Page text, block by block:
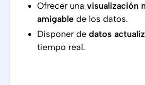
Ofrecer una visualización
amigable de los datos.
Disponer de datos
tiempo real.